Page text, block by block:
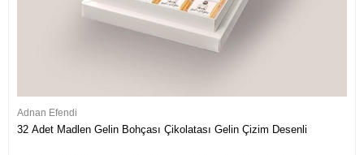
Adnan Efendi
32 Adet Madlen Gelin Bohçası Çikolatası Gelin Çizim Desenli